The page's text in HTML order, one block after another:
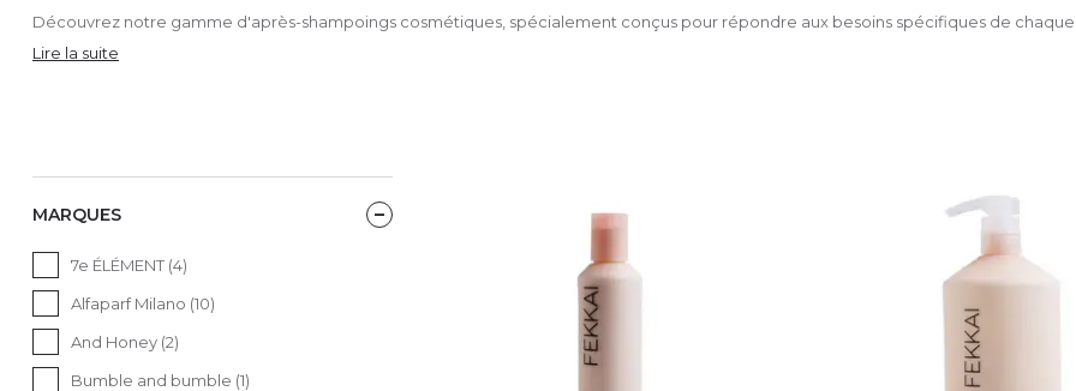
Découvrez notre gamme d'après-shampoings cosmétiques, spécialement conçus pour répondre aux besoins spécifiques de
Lire la suite
MARQUES
7e ÉLÉMENT (4)
Alfaparf Milano (10)
And Honey (2)
Bumble and bumble (1)